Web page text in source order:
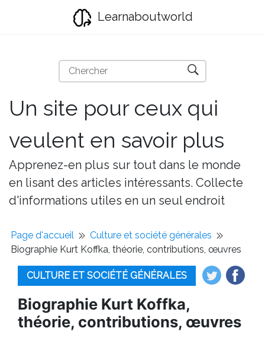
Learnaboutworld
Un site pour ceux qui
veulent en savoir plus
Apprenez-en plus sur tout dans le monde
en lisant des articles intéressants. Collecte
d'informations utiles en un seul endroit
Page d'accueil
Culture et société générales
Biographie Kurt Koffka, théorie, contributions, œuvres
CULTURE ET SOCIÉTÉ GÉNÉRALES
Biographie Kurt Koffka,
théorie, contributions, œuvres